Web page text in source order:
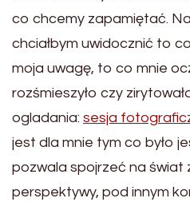
co chcemy zapamiętać.
chciałbym uwidocznić to
moja uwagę, to co mnie
rozśmieszyło czy
ogladania: sesja
jest dla mnie tym co było
pozwala spojrzeć na świat
perspektywy, pod innym